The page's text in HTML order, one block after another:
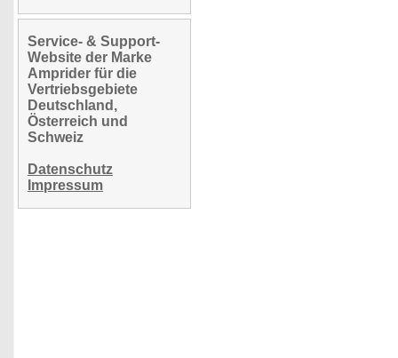
Service- & Support-
Website der Marke
Amprider für die
Vertriebsgebiete
Deutschland,
Österreich und
Schweiz
Datenschutz
Impressum